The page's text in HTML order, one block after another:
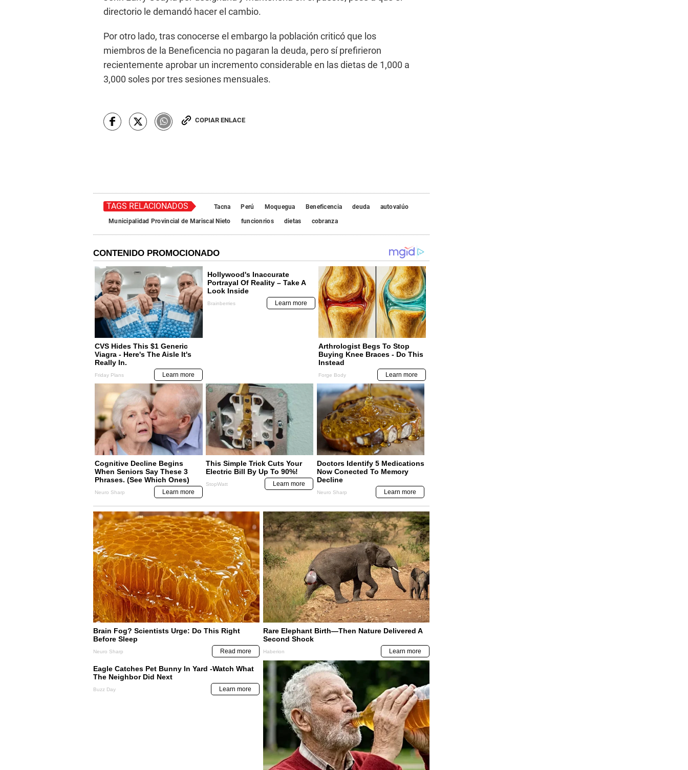
directorio le demandó hacer el cambio.
Por otro lado, tras conocerse el embargo la población criticó que los
miembros de la Beneficencia no pagaran la deuda, pero sí prefirieron
recientemente aprobar un incremento considerable en las dietas de 1,000 a
3,000 soles por tres sesiones mensuales.
COPIAR ENLACE
TAGS RELACIONADOS Tacna Perú Moquegua Beneficencia deuda
autovalúo
Municipalidad Provincial de Mariscal Nieto
funcionrios dietas cobranza